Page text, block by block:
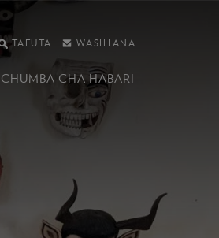
TAFUTA WASILIANA
CHUMBA CHA HABARI